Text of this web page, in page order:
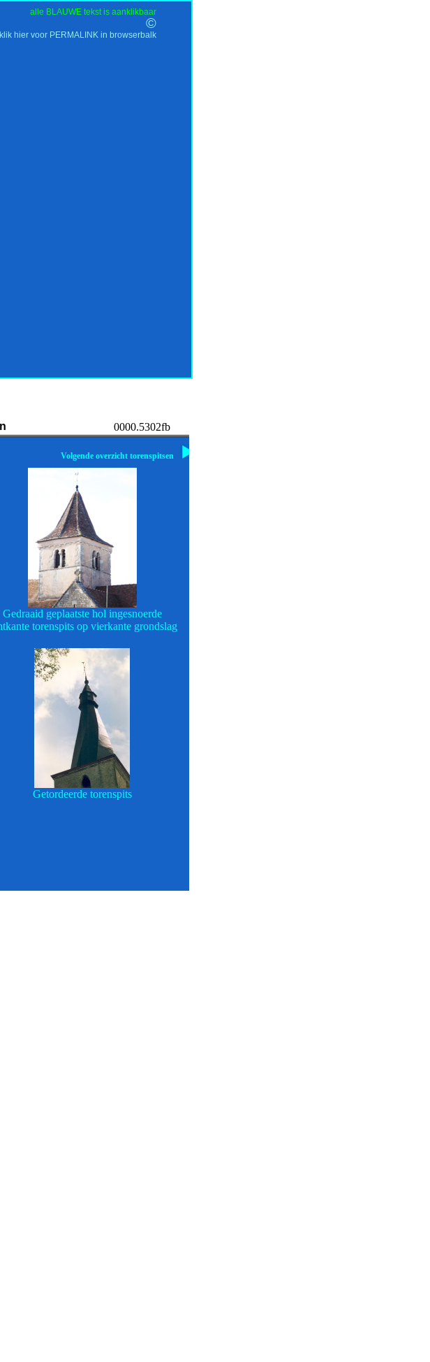
alle BLAUWE tekst is aanklikbaar
klik hier voor PERMALINK in browserbalk
©